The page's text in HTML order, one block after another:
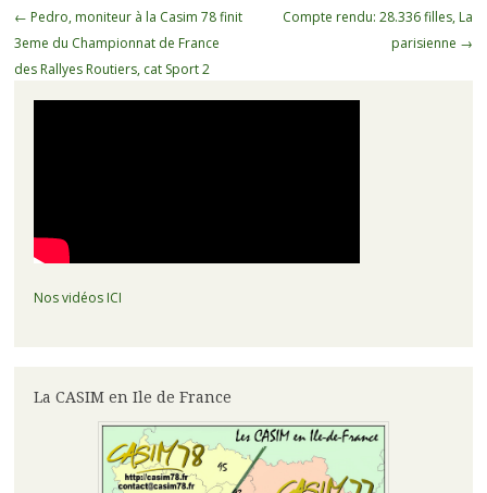
Navigation
des
articles
← Pedro, moniteur à la Casim 78 finit
3eme du Championnat de France
des Rallyes Routiers, cat Sport 2
Compte rendu: 28.336 filles, La
parisienne →
Nos vidéos ICI
La CASIM en Ile de France